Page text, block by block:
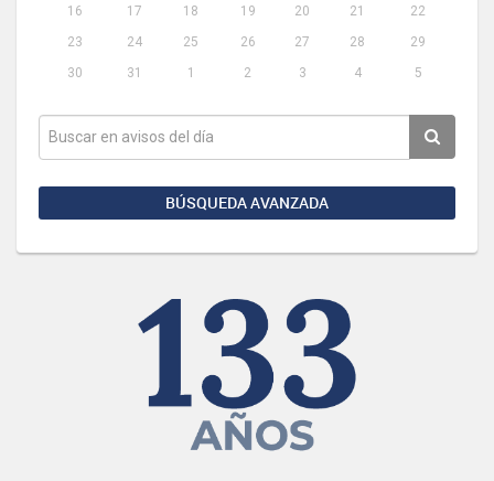
16
17 18 19 20 21
22
23
24 25 26 27 28
29
30
31 1 2 3 4 5
BÚSQUEDA AVANZADA